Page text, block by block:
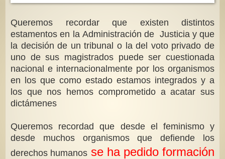
Queremos recordar que existen distintos
estamentos en la Administración de Justicia y que
la decisión de un tribunal o la del voto privado de
uno de sus magistrados puede ser cuestionada
nacional e internacionalmente por los organismos
en los que como estado estamos integrados y a
los que nos hemos comprometido a acatar sus
dictámenes
Queremos recordad que desde el feminismo y
desde muchos organismos que defiende los
derechos humanos se ha pedido formación